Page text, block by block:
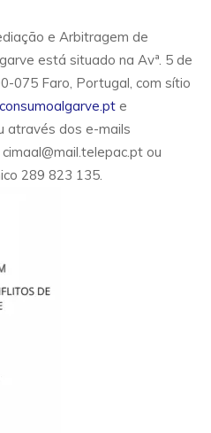
e Arbitragem de
está situado na Avª. 5 de
075 Faro, Portugal, com sítio
e
através dos e-mails
ou
289 823 135.